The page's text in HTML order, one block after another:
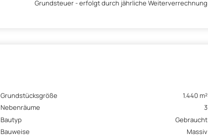
Grundsteuer - erfolgt durch jährliche Weiterverrechnung
Grundstücksgröße
1.440 m²
Nebenräume
3
Bautyp
Gebraucht
Bauweise
Massiv